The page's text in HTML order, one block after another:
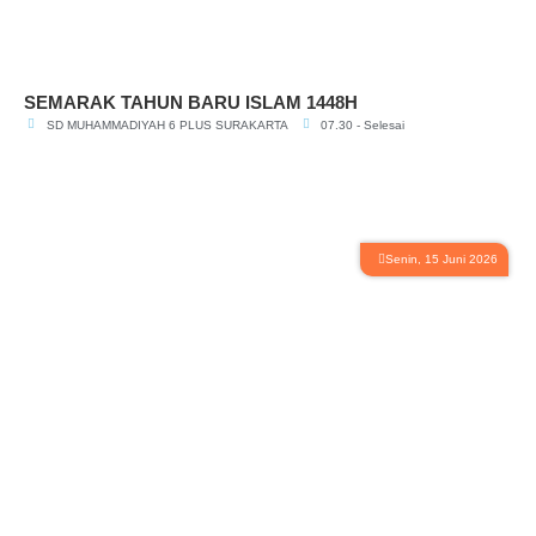
SEMARAK TAHUN BARU ISLAM 1448H
SD MUHAMMADIYAH 6 PLUS SURAKARTA 07.30 - Selesai
Senin, 15 Juni 2026